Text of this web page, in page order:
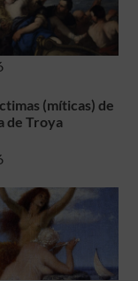
(míticas) de
de Troya